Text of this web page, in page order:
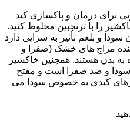
برای درمان و پاکسازی کبد
را با ترنجبین مخلوط کنید.
و بلغم تأثیر به سزایی دارد
مزاج های خشک (صفرا و
بدن هستند. همچنین خاکشیر
سودا و ضد صفرا است و مفتح
کبدی به خصوص سودا می